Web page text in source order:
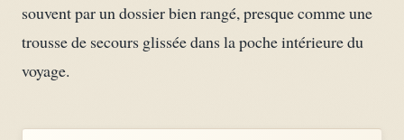
souvent par un dossier bien rangé, presque comme une
trousse de secours glissée dans la poche intérieure du
voyage.